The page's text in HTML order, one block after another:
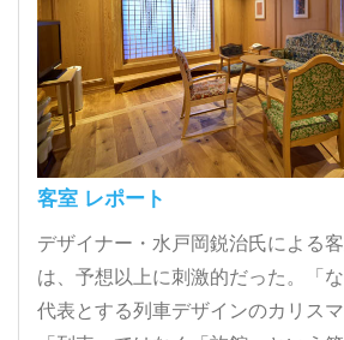
客室 レポート
デザイナー・水戸岡鋭治氏による
は、予想以上に刺激的だった。「
代表とする列車デザインのカリスマ